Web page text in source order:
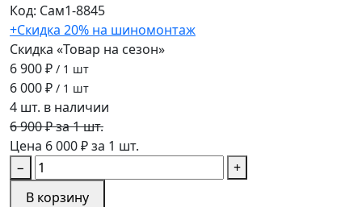
Код: Сам1-8845
+Скидка 20% на шиномонтаж
Скидка «Товар на сезон»
6 900 ₽ / 1 шт
6 000 ₽ / 1 шт
4 шт. в наличии
6 900 ₽ за 1 шт.
Цена 6 000 ₽ за 1 шт.
−
+
В корзину